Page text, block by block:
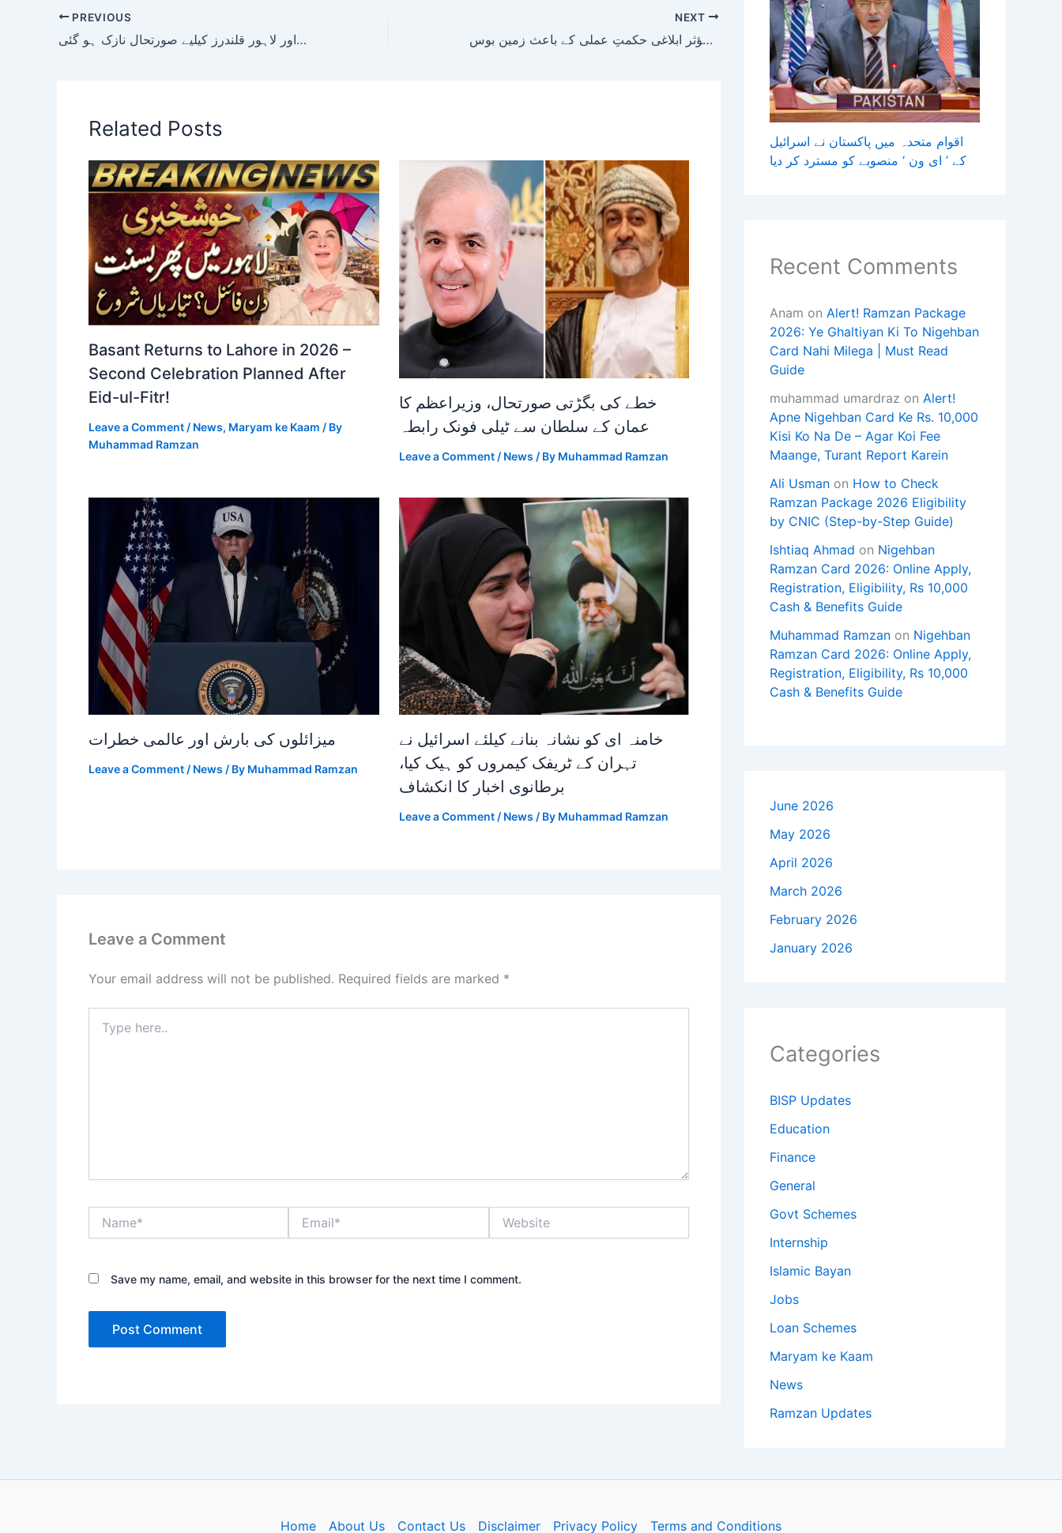
PREVIOUS
پی ایس ایل 11: کراچی کنگز اور لاہور قلندرز کیلیے صورتحال نازک ہو گئی
NEXT
پہلگام فالس فلیگ پر بھارتی پروپیگنڈا پاکستان کی مؤثر ابلاغی حکمتِ عملی کے باعث زمین بوس
Related Posts
Basant Returns to Lahore in 2026 –
Second Celebration Planned After
Eid-ul-Fitr!
Leave a Comment / News, Maryam ke Kaam / By
Muhammad Ramzan
خطے کی بگڑتی صورتحال، وزیراعظم کا
عمان کے سلطان سے ٹیلی فونک رابطہ
Leave a Comment / News / By Muhammad Ramzan
میزائلوں کی بارش اور عالمی خطرات
Leave a Comment/ News / By Muhammad Ramzan
خامنہ ای کو نشانہ بنانے کیلئے اسرائیل نے
تہران کے ٹریفک کیمروں کو ہیک کیا،
برطانوی اخبار کا انکشاف
Leave a Comment / News / By Muhammad Ramzan
Leave a Comment
Your email address will not be published. Required fields are marked *
here..
Save my name, email, and website in this browser for the next time I comment.
اقوام متحدہ میں پاکستان نے اسرائیل
کے ’ ای ون ‘ منصوبے کو مسترد کر دیا
Recent Comments
Anam on Alert! Ramzan Package
2026: Ye Ghaltiyan Ki To Nigehban
Card Nahi Milega | Must Read
Guide
muhammad umardraz on Alert!
Apne Nigehban Card Ke Rs. 10,000
Kisi Ko Na De – Agar Koi Fee
Maange, Turant Report Karein
Ali Usman on How to Check
Ramzan Package 2026 Eligibility
by CNIC (Step-by-Step Guide)
Ishtiaq Ahmad on Nigehban
Ramzan Card 2026: Online Apply,
Registration, Eligibility, Rs 10,000
Cash & Benefits Guide
Muhammad Ramzan on Nigehban
Ramzan Card 2026: Online Apply,
Registration, Eligibility, Rs 10,000
Cash & Benefits Guide
June 2026
May 2026
April 2026
March 2026
February 2026
January 2026
Categories
BISP Updates
Education
Finance
General
Govt Schemes
Internship
Islamic Bayan
Jobs
Loan Schemes
Maryam ke Kaam
News
Ramzan Updates
Home About Us Contact Us Disclaimer Privacy Policy Terms and Conditions